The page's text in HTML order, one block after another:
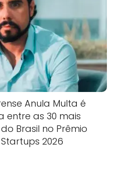
Anula Multa é
entre as 30 mais
Brasil no Prêmio
2026